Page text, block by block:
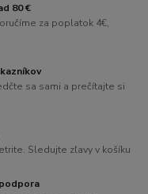
80 €
za poplatok 4€,
sa sami a prečítajte si
Sledujte zľavy v košíku